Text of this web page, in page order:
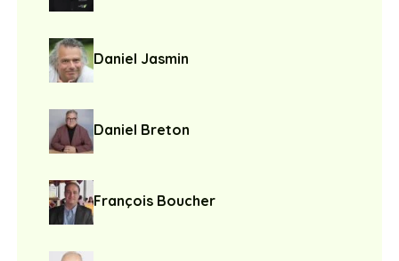
Daniel Jasmin
Daniel Breton
François Boucher